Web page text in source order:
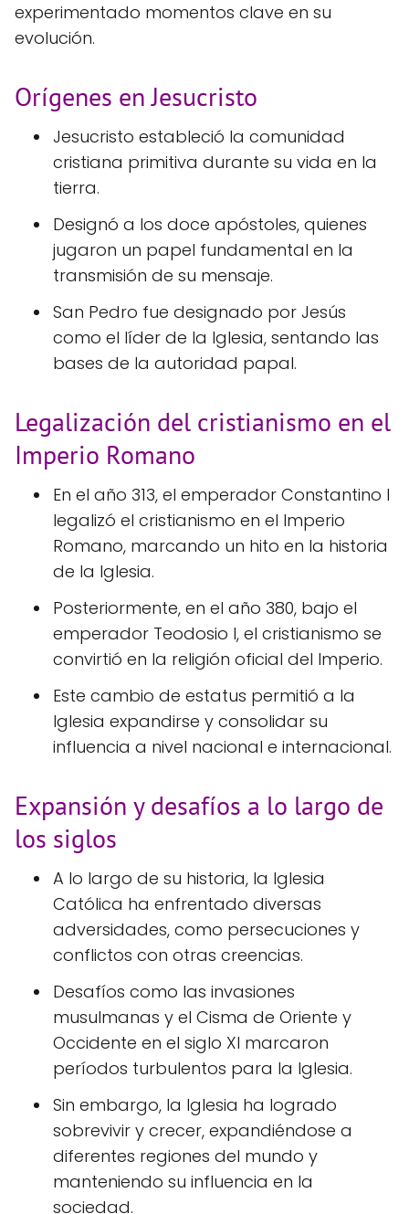
experimentado momentos clave en su
evolución.
Orígenes en Jesucristo
Jesucristo estableció la comunidad
cristiana primitiva durante su vida en la
tierra.
Designó a los doce apóstoles, quienes
jugaron un papel fundamental en la
transmisión de su mensaje.
San Pedro fue designado por Jesús
como el líder de la Iglesia, sentando las
bases de la autoridad papal.
Legalización del cristianismo en el
Imperio Romano
En el año 313, el emperador Constantino I
legalizó el cristianismo en el Imperio
Romano, marcando un hito en la historia
de la Iglesia.
Posteriormente, en el año 380, bajo el
emperador Teodosio I, el cristianismo se
convirtió en la religión oficial del Imperio.
Este cambio de estatus permitió a la
Iglesia expandirse y consolidar su
influencia a nivel nacional e internacional.
Expansión y desafíos a lo largo de
los siglos
A lo largo de su historia, la Iglesia
Católica ha enfrentado diversas
adversidades, como persecuciones y
conflictos con otras creencias.
Desafíos como las invasiones
musulmanas y el Cisma de Oriente y
Occidente en el siglo XI marcaron
períodos turbulentos para la Iglesia.
Sin embargo, la Iglesia ha logrado
sobrevivir y crecer, expandiéndose a
diferentes regiones del mundo y
manteniendo su influencia en la
sociedad.